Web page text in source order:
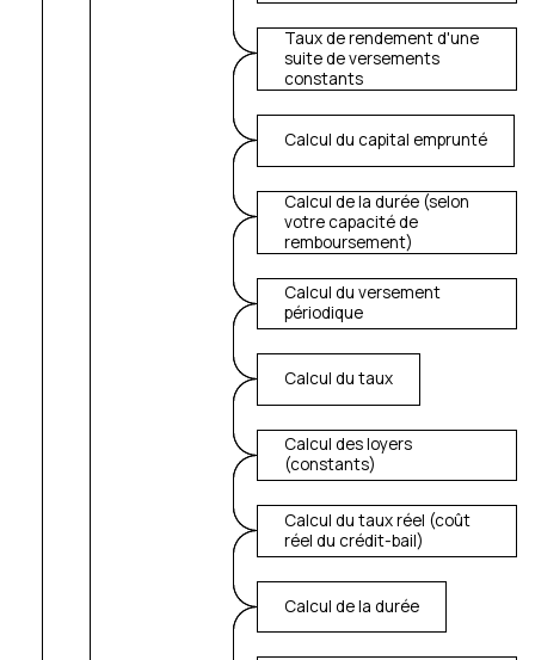
Taux de rendement d'une
suite de versements
constants
Calcul du capital emprunté
Calcul de la durée (selon
votre capacité de
remboursement)
Calcul du versement
périodique
Calcul du taux
Calcul des loyers
(constants)
Calcul du taux réel (coût
réel du crédit-bail)
Calcul de la durée